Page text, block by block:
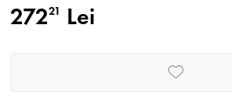
27221 Lei